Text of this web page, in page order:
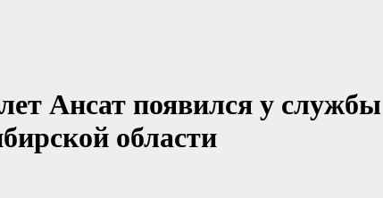
Ансат появился у службы
области